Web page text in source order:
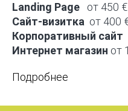
Landing Page от 450 €
Сайт-визитка от 400
Корпоративный сайт
Интернет магазин от
Подробнее